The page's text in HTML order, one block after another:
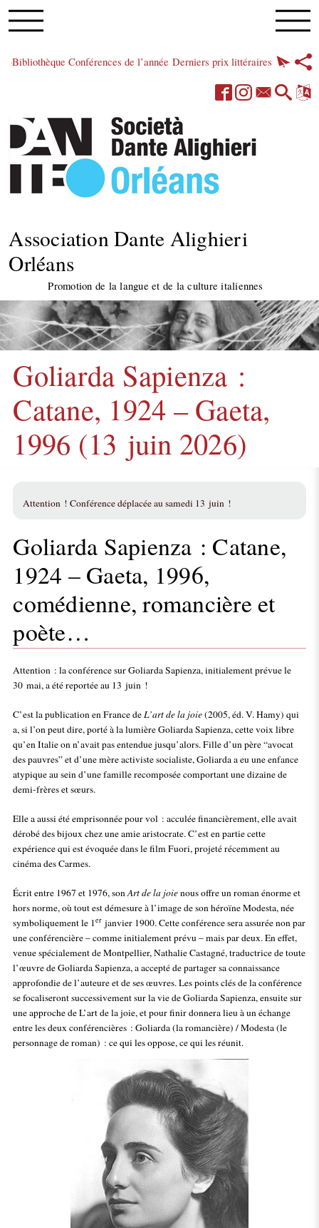
Bibliothèque Conférences de l’année Derniers prix littéraires
Association Dante Alighieri
Orléans
Promotion de la langue et de la culture italiennes
Goliarda Sapienza :
Catane, 1924 – Gaeta,
1996 (13 juin 2026)
Attention ! Conférence déplacée au samedi 13 juin !
Goliarda Sapienza : Catane,
1924 – Gaeta, 1996,
comédienne, romancière et
poète…
Attention : la conférence sur Goliarda Sapienza, initialement prévue le
30 mai, a été reportée au 13 juin !
C’est la publication en France deL’art de la joie(2005, éd. V. Hamy) qui
a, si l’on peut dire, porté à la lumière Goliarda Sapienza, cette voix libre
qu’en Italie on n’avait pas entendue jusqu’alors. Fille d’un père “avocat
des pauvres” et d’une mère activiste socialiste, Goliarda a eu une enfance
atypique au sein d’une famille recomposée comportant une dizaine de
demi-frères et sœurs.
Elle a aussi été emprisonnée pour vol : acculée financièrement, elle avait
dérobé des bijoux chez une amie aristocrate. C’est en partie cette
expérience qui est évoquée dans le film Fuori, projeté récemment au
cinéma des Carmes.
Écrit entre 1967 et 1976, sonArt de la joienous offre un roman énorme et
hors norme, où tout est démesure à l’image de son héroïne Modesta, née
symboliquement le 1erjanvier 1900. Cette conférence sera assurée non par
une conférencière – comme initialement prévu – mais par deux. En effet,
venue spécialement de Montpellier, Nathalie Castagné, traductrice de toute
l’œuvre de Goliarda Sapienza, a accepté de partager sa connaissance
approfondie de l’auteure et de ses œuvres. Les points clés de la conférence
se focaliseront successivement sur la vie de Goliarda Sapienza, ensuite sur
une approche de L’art de la joie, et pour finir donnera lieu à un échange
entre les deux conférencières : Goliarda (la romancière) / Modesta (le
personnage de roman) : ce qui les oppose, ce qui les réunit.